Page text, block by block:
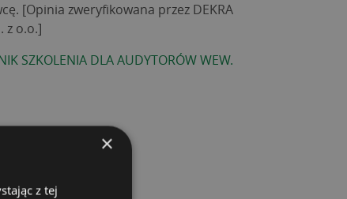
[Opinia zweryfikowana przez DEKRA
z o.o.]
SZKOLENIA DLA AUDYTORÓW WEW.
×
z tej